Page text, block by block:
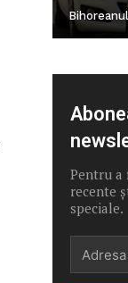
Bihoreanul
Pentru a
recente
speciale.